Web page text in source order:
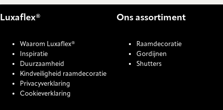
Luxaflex®
Waarom Luxaflex®
Inspiratie
Duurzaamheid
Kindveiligheid raamdecoratie
Privacyverklaring
Cookieverklaring
Ons assortiment
Raamdecoratie
Gordijnen
Shutters